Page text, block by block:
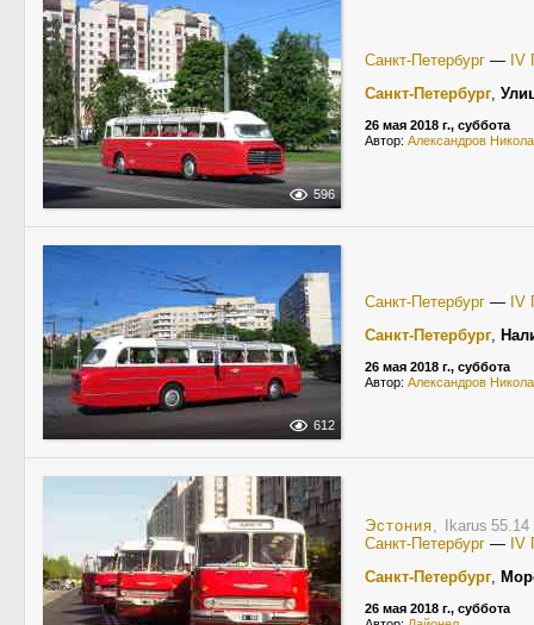
596
Санкт-Петербург — IV
Санкт-Петербург,
26 мая 2018 г., суббота
Автор: Александров
612
Санкт-Петербург — IV
Санкт-Петербург,
26 мая 2018 г., суббота
Автор: Александров
Эстония, Ikarus
Санкт-Петербург — IV
Санкт-Петербург,
26 мая 2018 г., суббота